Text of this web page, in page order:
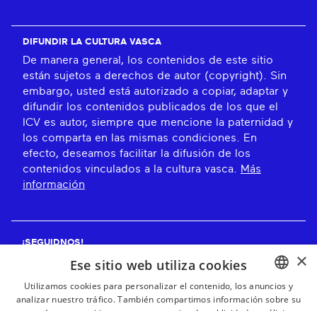
DIFUNDIR LA CULTURA VASCA
De manera general, los contenidos de este sitio
están sujetos a derechos de autor (copyright). Sin
embargo, usted está autorizado a copiar, adaptar y
difundir los contenidos publicados de los que el
ICV es autor, siempre que mencione la paternidad y
los comparta en las mismas condiciones. En
efecto, deseamos facilitar la difusión de los
contenidos vinculados a la cultura vasca.
Más
información
¡SEGUIDNOS!
BASQUE
×
Ese sitio web utiliza cookies
Utilizamos cookies para personalizar el contenido, los anuncios y
analizar nuestro tráfico. También compartimos información sobre su